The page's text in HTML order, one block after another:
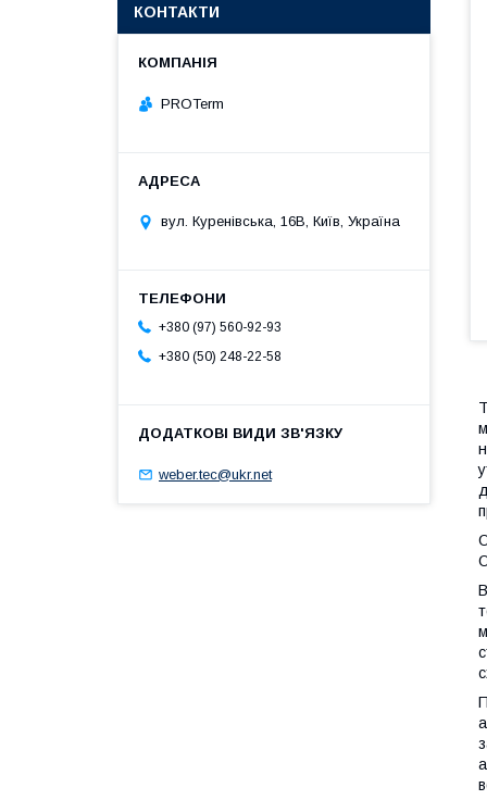
КОНТАКТИ
PROTerm
вул. Куренівська, 16В, Київ, Україна
+380 (97) 560-92-93
+380 (50) 248-22-58
weber.tec@ukr.net